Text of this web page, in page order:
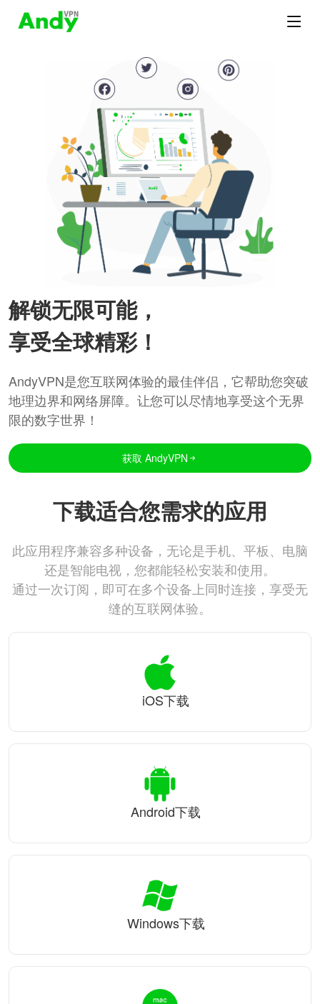
解锁无限可能，
享受全球精彩！
AndyVPN是您互联网体验的最佳伴侣，它帮助您突破
地理边界和网络屏障。让您可以尽情地享受这个无界
限的数字世界！
获取 AndyVPN
下载适合您需求的应用
此应用程序兼容多种设备，无论是手机、平板、电脑
还是智能电视，您都能轻松安装和使用。
通过一次订阅，即可在多个设备上同时连接，享受无
缝的互联网体验。
iOS下载
Android下载
Windows下载